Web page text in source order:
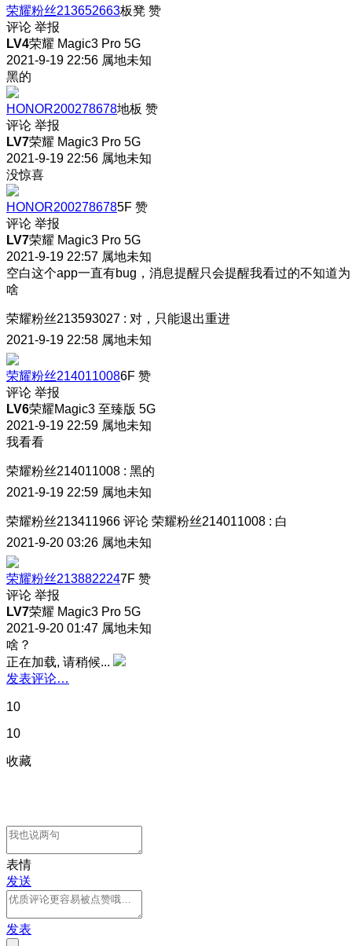
荣耀粉丝213652663板凳 赞
评论 举报
LV4荣耀 Magic3 Pro 5G
2021-9-19 22:56 属地未知
黑的
HONOR200278678地板 赞
评论 举报
LV7荣耀 Magic3 Pro 5G
2021-9-19 22:56 属地未知
没惊喜
HONOR2002786785F 赞
评论 举报
LV7荣耀 Magic3 Pro 5G
2021-9-19 22:57 属地未知
空白这个app一直有bug，消息提醒只会提醒我看过的不知道为
啥
荣耀粉丝213593027 : 对，只能退出重进
2021-9-19 22:58 属地未知
荣耀粉丝2140110086F 赞
评论 举报
LV6荣耀Magic3 至臻版 5G
2021-9-19 22:59 属地未知
我看看
荣耀粉丝214011008 : 黑的
2021-9-19 22:59 属地未知
荣耀粉丝213411966 评论 荣耀粉丝214011008 : 白
2021-9-20 03:26 属地未知
荣耀粉丝2138822247F 赞
评论 举报
LV7荣耀 Magic3 Pro 5G
2021-9-20 01:47 属地未知
啥？
正在加载, 请稍候...
发表评论…
10
10
收藏
表情
发送
发表